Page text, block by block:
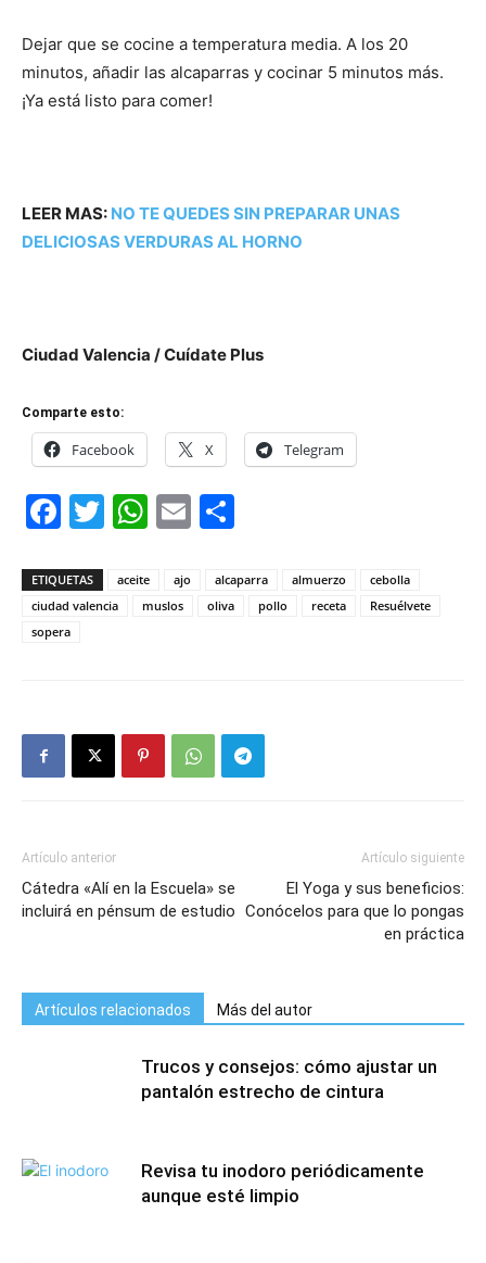
Dejar que se cocine a temperatura media. A los 20
minutos, añadir las alcaparras y cocinar 5 minutos más.
¡Ya está listo para comer!
LEER MAS: NO TE QUEDES SIN PREPARAR UNAS
DELICIOSAS VERDURAS AL HORNO
Ciudad Valencia / Cuídate Plus
Comparte esto:
Facebook X Telegram
Facebook
Twitter
WhatsApp
Email
ETIQUETAS aceite ajo alcaparra almuerzo
cebolla
ciudad valencia
muslos oliva pollo receta
Resuélvete
sopera
Artículo anterior
Cátedra «Alí en la Escuela» se
incluirá en pénsum de estudio
Artículo siguiente
El Yoga y sus beneficios:
Conócelos para que lo pongas
en práctica
Artículos relacionados Más del autor
Trucos y consejos: cómo ajustar un
pantalón estrecho de cintura
Revisa tu inodoro periódicamente
aunque esté limpio